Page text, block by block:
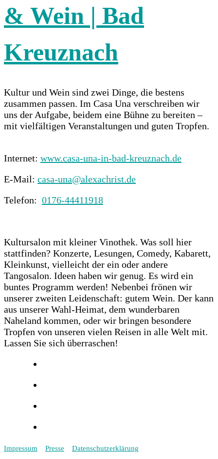
& Wein | Bad
Kreuznach
Kultur und Wein sind zwei Dinge, die bestens
zusammen passen. Im Casa Una verschreiben wir
uns der Aufgabe, beidem eine Bühne zu bereiten –
mit vielfältigen Veranstaltungen und guten Tropfen.
Internet: www.casa-una-in-bad-kreuznach.de
E-Mail: casa-una@alexachrist.de
Telefon: 0176-44411918
Kultursalon mit kleiner Vinothek. Was soll hier
stattfinden? Konzerte, Lesungen, Comedy, Kabarett,
Kleinkunst, vielleicht der ein oder andere
Tangosalon. Ideen haben wir genug. Es wird ein
buntes Programm werden! Nebenbei frönen wir
unserer zweiten Leidenschaft: gutem Wein. Der kann
aus unserer Wahl-Heimat, dem wunderbaren
Naheland kommen, oder wir bringen besondere
Tropfen von unseren vielen Reisen in alle Welt mit.
Lassen Sie sich überraschen!
Impressum Presse Datenschutzerklärung